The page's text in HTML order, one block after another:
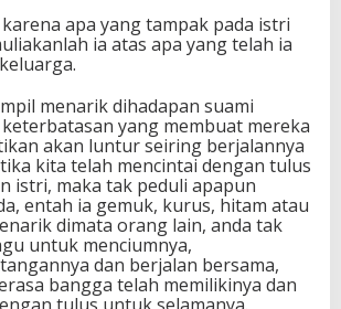
apa yang tampak pada istri
ia atas apa yang telah ia
menarik dihadapan suami
yang membuat mereka
akan luntur seiring berjalannya
kita telah mencintai dengan tulus
istri, maka tak peduli apapun
entah ia gemuk, kurus, hitam atau
dimata orang lain, anda tak
untuk menciumnya,
dan berjalan bersama,
bangga telah memilikinya dan